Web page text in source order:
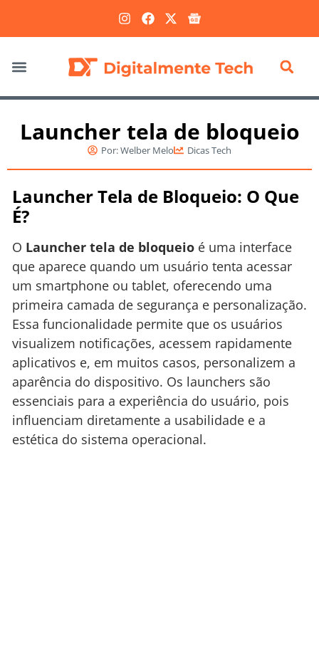
Launcher tela de bloqueio
Por:Welber Melo Dicas Tech
Launcher Tela de Bloqueio: O Que
É?
O Launcher tela de bloqueio é uma interface
que aparece quando um usuário tenta acessar
um smartphone ou tablet, oferecendo uma
primeira camada de segurança e personalização.
Essa funcionalidade permite que os usuários
visualizem notificações, acessem rapidamente
aplicativos e, em muitos casos, personalizem a
aparência do dispositivo. Os launchers são
essenciais para a experiência do usuário, pois
influenciam diretamente a usabilidade e a
estética do sistema operacional.